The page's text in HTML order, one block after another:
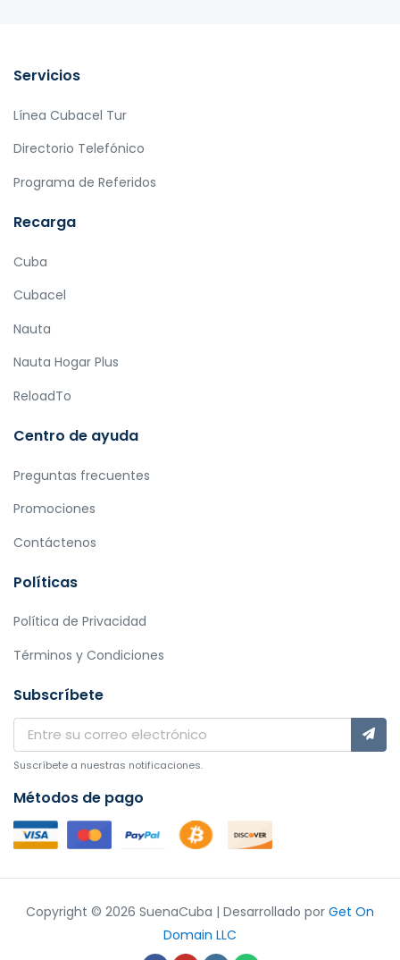
Servicios
Línea Cubacel Tur
Directorio Telefónico
Programa de Referidos
Recarga
Cuba
Cubacel
Nauta
Nauta Hogar Plus
ReloadTo
Centro de ayuda
Preguntas frecuentes
Promociones
Contáctenos
Políticas
Política de Privacidad
Términos y Condiciones
Subscríbete
Suscríbete a nuestras notificaciones.
Métodos de pago
Copyright © 2026 SuenaCuba | Desarrollado por Get On
Domain LLC